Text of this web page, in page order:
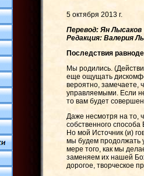
5 октября 2013 г.
Перевод: Ян Лысаков
Редакция: Валерия
Последствия
Мы родились.
еще ощущать
вероятно, замечаете,
управляемыми. Если
то вам будет
Даже несмотря на то,
собственного
Но мой Источник (и)
мы будем продолжать
мере того, как мы
заменяем их нашей
дорогое, творческое